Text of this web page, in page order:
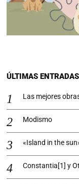
ÚLTIMAS ENTRADAS
Las mejores
Modismo
«Island in the
Constantia[1] y